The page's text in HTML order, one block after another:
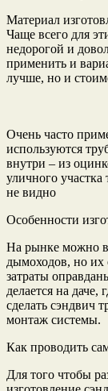
Материал
Чаще всего для
недорогой и
применить и
лучше, но и
Очень часто
используются
внутри – из
уличного
не видно
Особенности
На рынке можно
дымоходов, но их
затраты
делается на
сделать сэндвич
монтаж системы.
Как проводить
Для того чтобы